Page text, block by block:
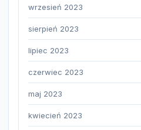
wrzesień 2023
sierpień 2023
lipiec 2023
czerwiec 2023
maj 2023
kwiecień 2023